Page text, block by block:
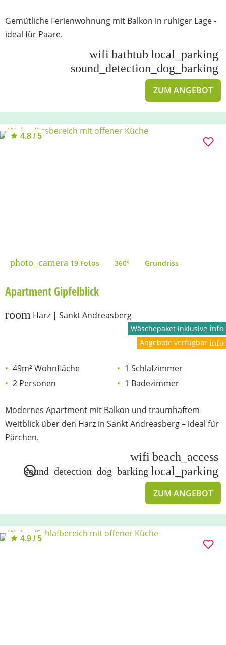
Gemütliche Ferienwohnung mit Balkon in ruhiger Lage -
ideal für Paare.
wifi bathtub local_parking
sound_detection_dog_barking
ZUM ANGEBOT
4.8 / 5
photo_camera 19 Fotos 360° Grundriss
Apartment Gipfelblick
room Harz | Sankt Andreasberg
Wäschepaket inklusiveinfo
Angebote verfügbarinfo
49m² Wohnfläche
2 Personen
1 Schlafzimmer
1 Badezimmer
Modernes Apartment mit Balkon und traumhaftem
Weitblick über den Harz in Sankt Andreasberg – ideal für
Pärchen.
wifibeach_access
sound_detection_dog_barking local_parking
ZUM ANGEBOT
4.9 / 5